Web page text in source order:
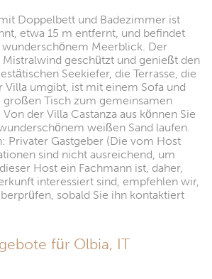
Doppelbett und Badezimmer ist
etwa 15 m entfernt, und befindet
Meerblick. Der
geschützt und genießt den
Seekiefer, die Terrasse, die
Villa umgibt, ist mit einem Sofa und
großen Tisch zum gemeinsamen
Von der Villa Castanza aus können Sie
weißen Sand laufen.
Privater Gastgeber (Die vom Host
sind nicht ausreichend, um
Host ein Fachmann ist, daher,
interessiert sind, empfehlen wir,
sobald Sie ihn kontaktiert
für Olbia, IT